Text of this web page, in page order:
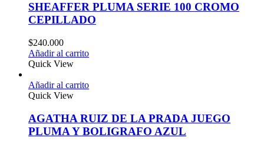
SHEAFFER PLUMA SERIE 100 CROMO
CEPILLADO
$240.000
Añadir al carrito
Quick View
Añadir al carrito
Quick View
AGATHA RUIZ DE LA PRADA JUEGO
PLUMA Y BOLIGRAFO AZUL